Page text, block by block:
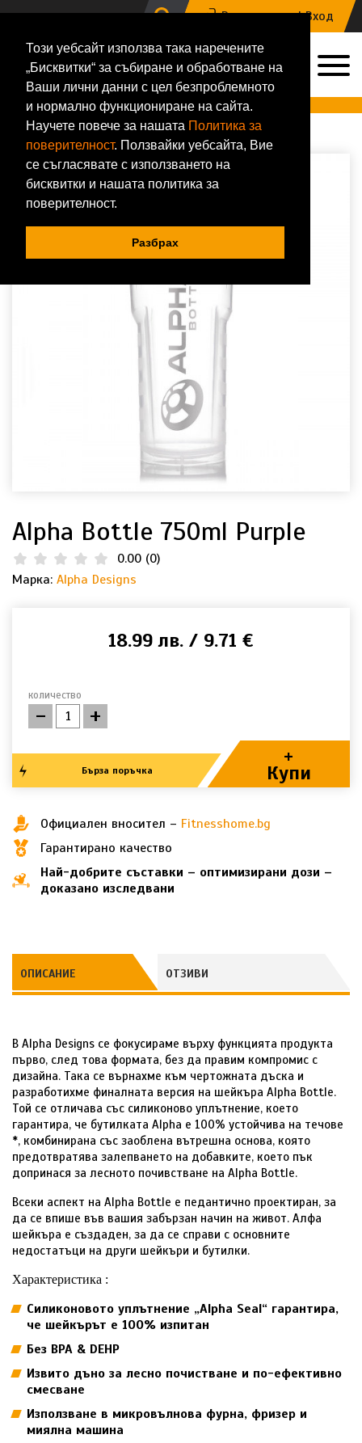
Този уебсайт използва така наречените
„Бисквитки“ за събиране и обработване на
Ваши лични данни с цел безпроблемното
и нормално функциониране на сайта.
Научете повече за нашата Политика за
поверителност. Ползвайки уебсайта, Вие
се съгласявате с използването на
бисквитки и нашата политика за
поверителност.
Разбрах
Регистрация | Вход
0884 133 648
Онлайн магазин за хранителни добавки и фитнес аксесоари
Начало За дами Аксесоари Шейкъри Alpha Designs
Alpha Bottle 750ml Purple
Alpha Bottle 750ml Purple
0.00 (0)
Марка: Alpha Designs
18.99 лв. / 9.71 €
количество
- +
Бърза поръчка
+
Купи
Официален вносител – Fitnesshome.bg
Гарантирано качество
Най-добрите съставки – оптимизирани дози –
доказано изследвани
ОПИСАНИЕ ОТЗИВИ
В Alpha Designs се фокусираме върху функцията продукта
първо, след това формата, без да правим компромис с
дизайна. Така се върнахме към чертожната дъска и
разработихме финалната версия на шейкъра Alpha Bottle.
Той се отличава със силиконово уплътнение, което
гарантира, че бутилката Alpha е 100% устойчива на течове
*, комбинирана със заоблена вътрешна основа, която
предотвратява залепването на добавките, което пък
допринася за лесното почивстване на Alpha Bottle.
Всеки аспект на Alpha Bottle е педантично проектиран, за
да се впише във вашия забързан начин на живот. Алфа
шейкъра е създаден, за да се справи с основните
недостатъци на други шейкъри и бутилки.
Характеристика :
Силиконовото уплътнение „Alpha Seal“ гарантира,
че шейкърът е 100% изпитан
Без BPA & DEHP
Извито дъно за лесно почистване и по-ефективно
смесване
Използване в микровълнова фурна, фризер и
миялна машина